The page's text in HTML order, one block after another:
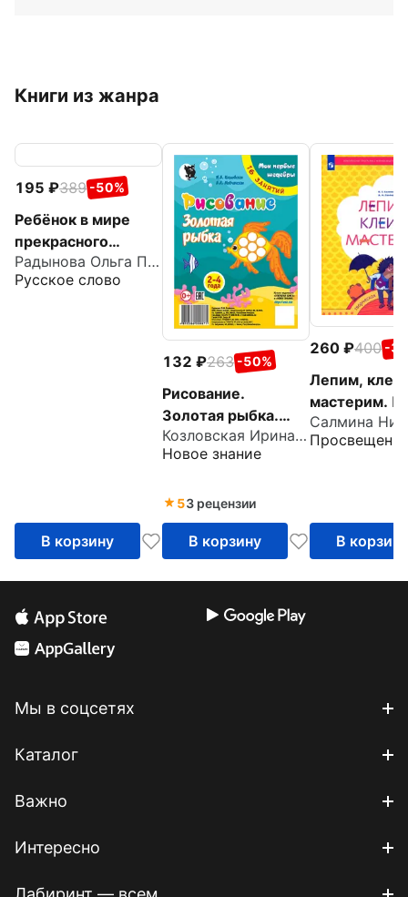
Книги из жанра
195 389 -50%
Ребёнок в мире
прекрасного
Программа
художественно-
Радынова Ольга Петровна
Русское слово
В корзину
132 263 -50%
Рисование.
Золотая рыбка.
Младшая группа 2-
4 года. Мои первые
занятий
Козловская Ирина Валерьевна
Новое знание
53 рецензии
В корзину
260 400 -
Лепим,
мастерим.
для детей
ФГОС ДО
В корзину
Мы в соцсетях
Каталог
Важно
Интересно